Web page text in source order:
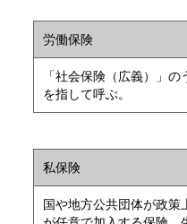
労働保険
「社会保険（広義）」
を指して呼ぶ。
私保険
国や地方公共団体が政策